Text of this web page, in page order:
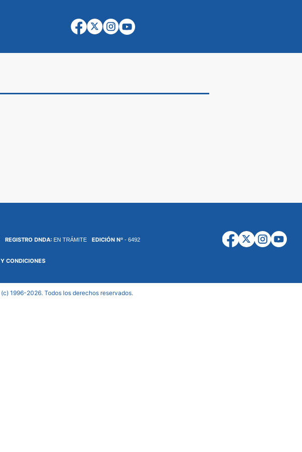
REGISTRO DNDA: EN TRÁMITE EDICIÓN Nº - 6492
CONDICIONES
1996-2026. Todos los derechos reservados.